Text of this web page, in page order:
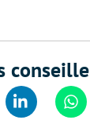
Linkedin